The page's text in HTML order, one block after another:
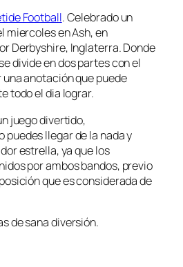
Football. Celebrado un
miercoles en Ash, en
Derbyshire, Inglaterra. Donde
divide en dos partes con el
anotación que puede
todo el dia lograr.
juego divertido,
llegar de la nada y
estrella, ya que los
por ambos bandos, previo
que es considerada de
de sana diversión.